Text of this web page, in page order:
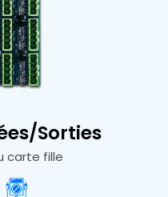
Sorties
carte fille